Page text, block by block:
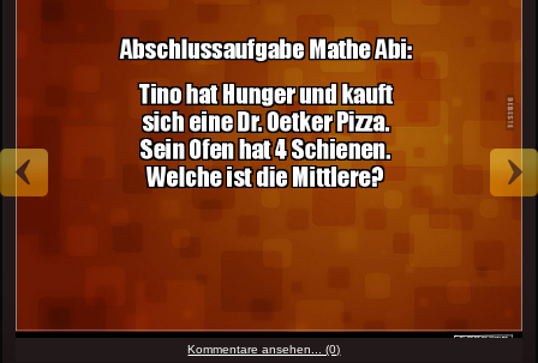
Kommentare ansehen... (0)